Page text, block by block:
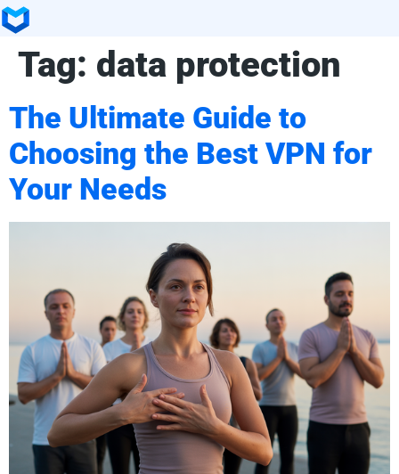
Tag: data protection
The Ultimate Guide to
Choosing the Best VPN for
Your Needs